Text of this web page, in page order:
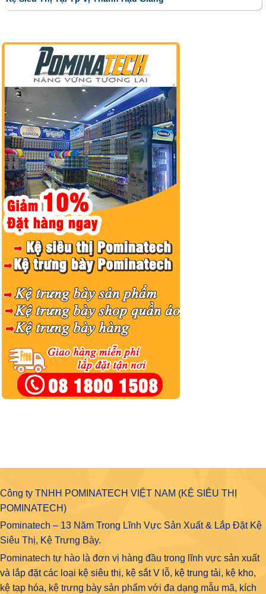
Công ty TNHH POMINATECH VIỆT NAM (KỆ SIÊU THỊ
POMINATECH)
Pominatech – 13 Năm Trong Lĩnh Vực Sản Xuất & Lắp Đặt Kệ
Siêu Thị, Kệ Trưng Bày.
Pominatech tự hào là đơn vị hàng đầu trong lĩnh vực sản xuất
và lắp đặt các loại kệ siêu thị, kệ sắt V lỗ, kệ trung tải, kệ kho,
kệ tạp hóa, kệ trưng bày sản phẩm với đa dạng mẫu mã, kích